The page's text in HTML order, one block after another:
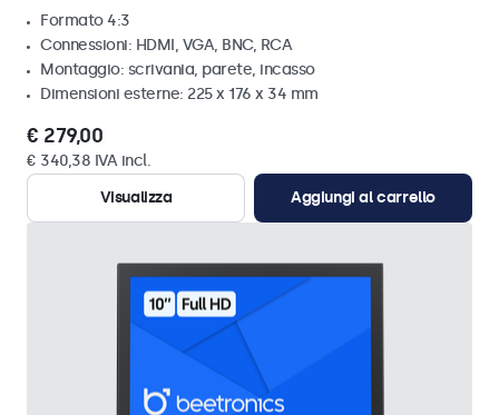
Formato 4:3
Connessioni: HDMI, VGA, BNC, RCA
Montaggio: scrivania, parete, incasso
Dimensioni esterne: 225 x 176 x 34 mm
€ 279,00
€ 340,38 IVA incl.
Visualizza
Aggiungi al carrello